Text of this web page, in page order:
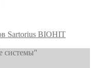
Sartorius BIOHIT
системы"